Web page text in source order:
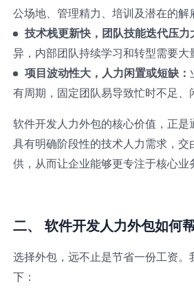
公场地、管理精力、培训及潜在的解
技术栈更新快，团队技能迭代压力
异，内部团队持续学习和转型需要大
项目波动性大，人力闲置或短缺：
有周期，固定团队易导致忙时不足、
软件开发人力外包的核心价值，正是
具有明确阶段性的技术人力需求，交
供，从而让企业能够更专注于核心业
二、 软件开发人力外包如何
选择外包，远不止是节省一份工资。
下：